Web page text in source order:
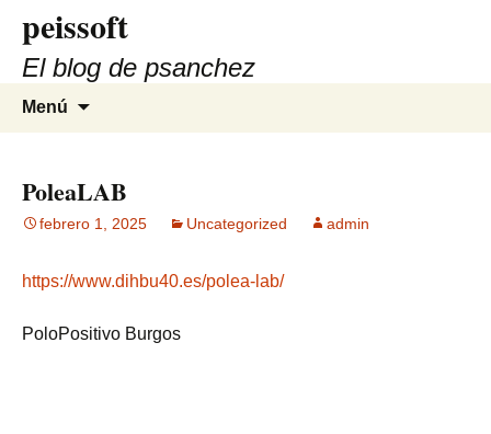
contenido
peissoft
El blog de psanchez
Menú
PoleaLAB
febrero 1, 2025 Uncategorized admin
https://www.dihbu40.es/polea-lab/
PoloPositivo Burgos